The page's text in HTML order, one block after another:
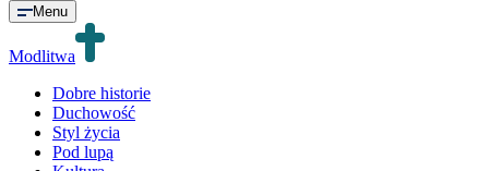
Menu
Modlitwa
Dobre historie
Duchowość
Styl życia
Pod lupą